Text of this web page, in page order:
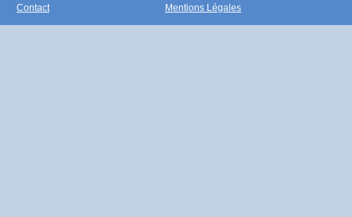
Contact
Mentions Légales